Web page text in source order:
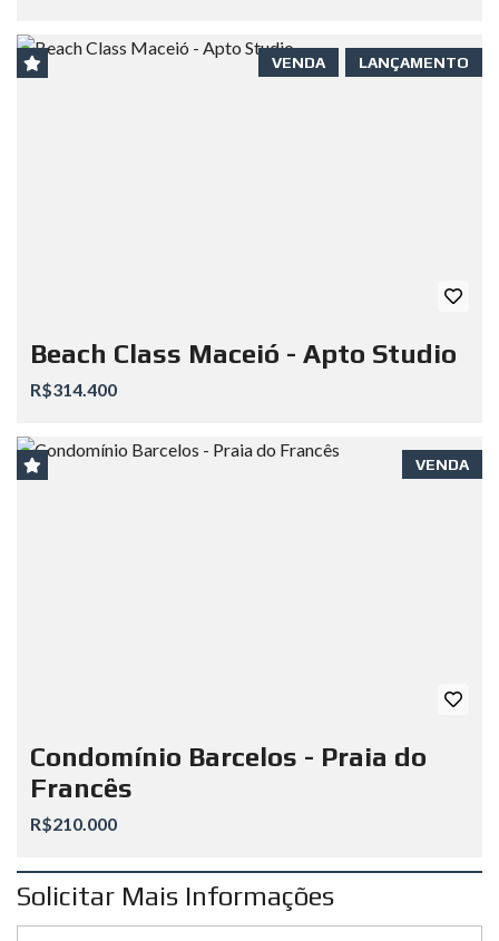
LANÇAMENTO
VENDA
Beach Class Maceió - Apto Studio
R$314.400
VENDA
Condomínio Barcelos - Praia do
Francês
R$210.000
Solicitar Mais Informações